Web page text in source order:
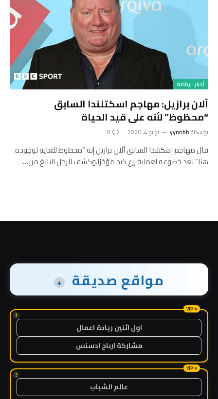
أخبار الرياضة
آلان برازيل: مهاجم اسكتلندا السابق
“محظوظ” لأنه على قيد الحياة
بواسطةyynnbb يونيو 4, 2026 0
قال مهاجم اسكتلندا السابق آلان برازيل إنه “محظوظ للغاية لوجوده
هنا” بعد خضوعه لعملية زرع كبد مؤخرًا.وكشف الرجل البالغ من…
مواقع صديقة +
!
اول اثنين ريادة اعمال
مشاركة ارباح ادسنس
!
عالم الشباب